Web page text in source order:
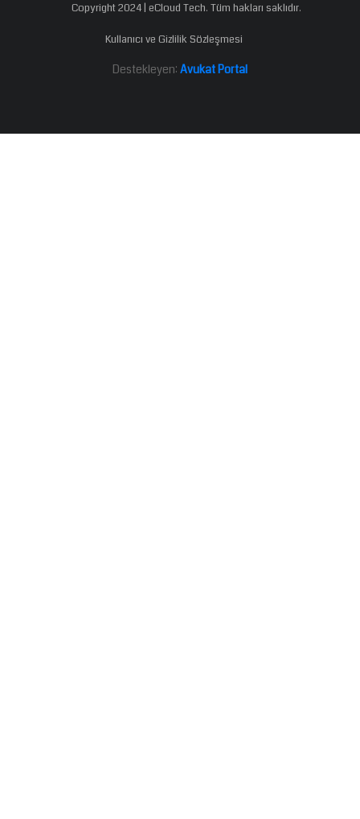
Copyright 2024 | eCloud Tech. Tüm hakları saklıdır.
Kullanıcı ve Gizlilik Sözleşmesi
Destekleyen: Avukat Portal